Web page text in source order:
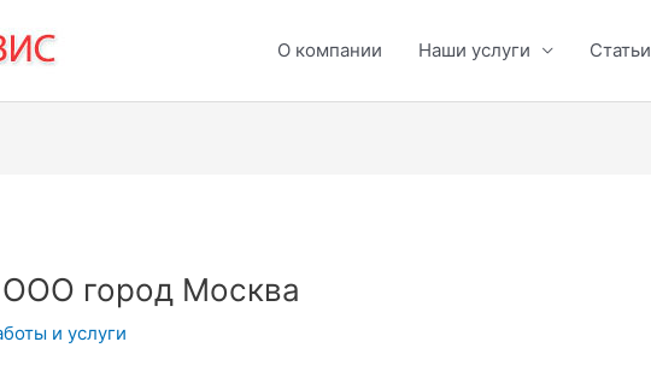
О компании Наши услуги Статьи
ООО город Москва
и услуги